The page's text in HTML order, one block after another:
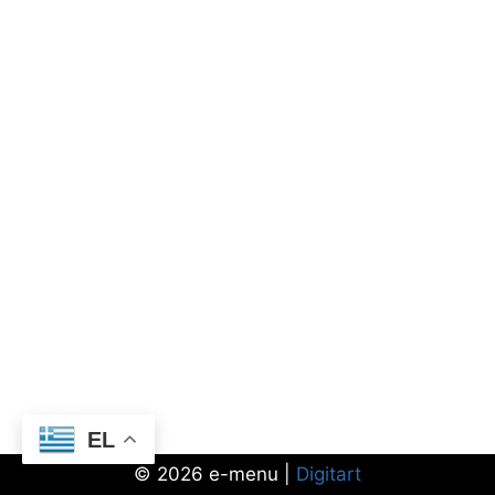
© 2026 e-menu | Digitart
EL